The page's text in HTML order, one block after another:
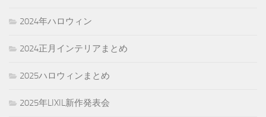
2024年ハロウィン
2024正月インテリアまとめ
2025ハロウィンまとめ
2025年LIXIL新作発表会